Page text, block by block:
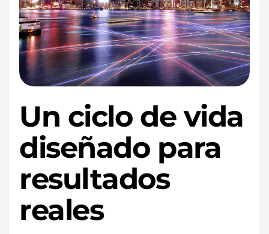
Un ciclo de vida
diseñado para
resultados
reales